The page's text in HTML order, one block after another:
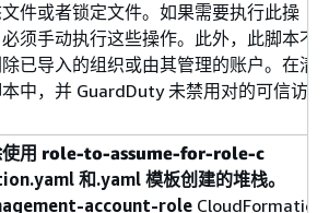
件或者锁定文件。如果需要执行此操
须手动执行这些操作。此外，此脚本不
已导入的组织或由其管理的账户。在清
中，并 GuardDuty 未禁用对的可信访
用 role-to-assume-for-role-c
和.yaml 模板创建的堆栈。
account-role CloudFormation